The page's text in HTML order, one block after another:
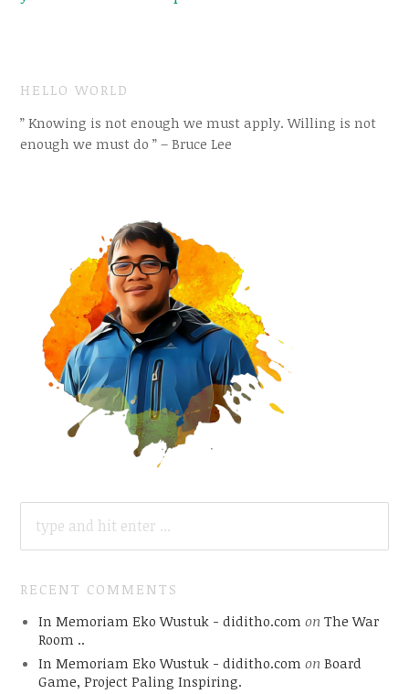
HELLO WORLD
” Knowing is not enough we must apply. Willing is not
enough we must do ” – Bruce Lee
FOR:
RECENT COMMENTS
In Memoriam Eko Wustuk - diditho.com on The War
Room ..
In Memoriam Eko Wustuk - diditho.com on Board
Game, Project Paling Inspiring.